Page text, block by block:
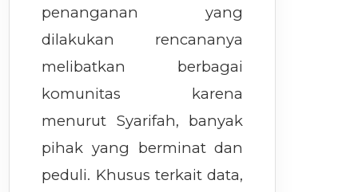
penanganan yang
dilakukan rencananya
melibatkan berbagai
komunitas karena
menurut Syarifah, banyak
pihak yang berminat dan
peduli. Khusus terkait data,